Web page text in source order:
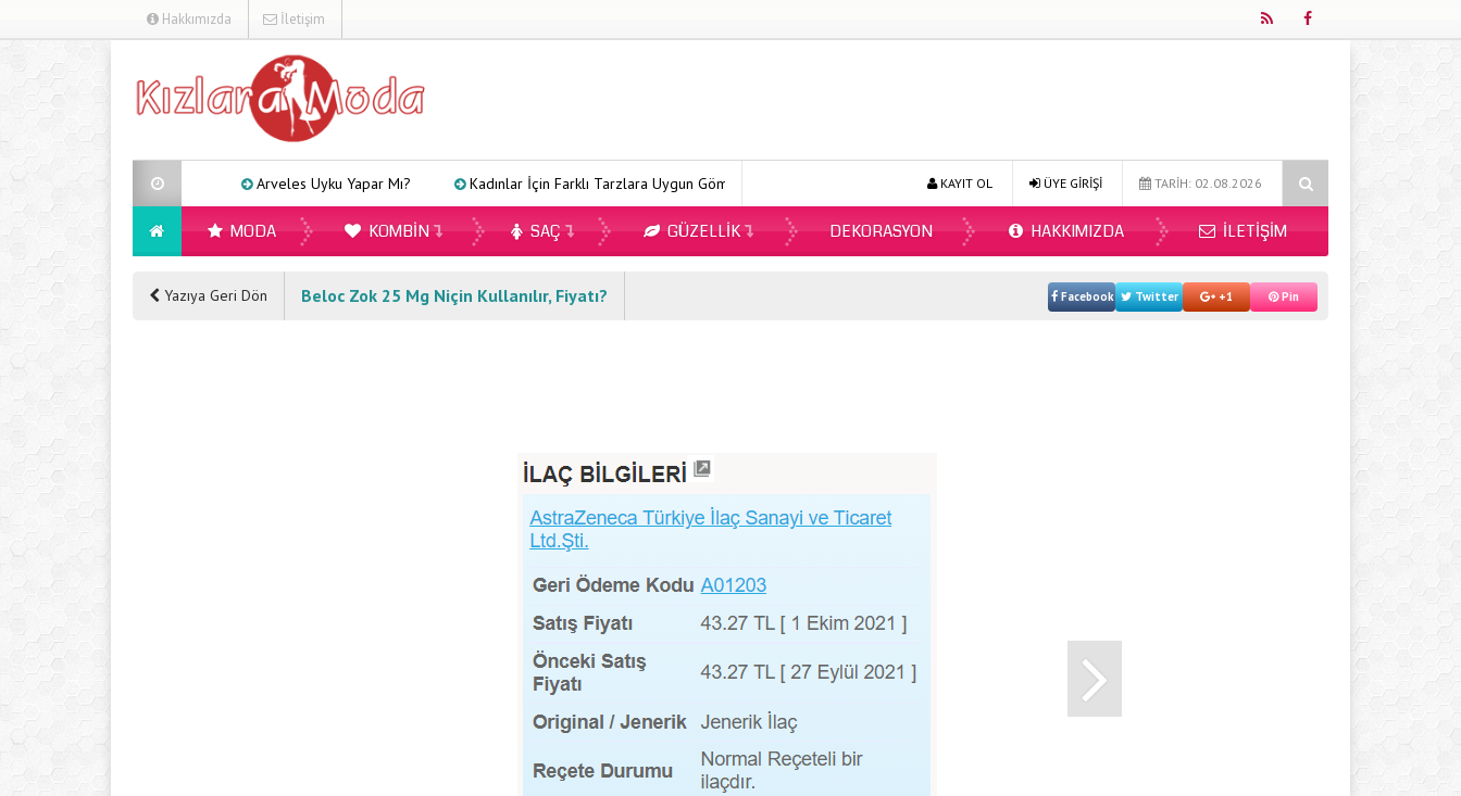
Hakkımızda İletişim
Arveles Uyku Yapar Mı? Kadınlar İçin Farklı Tarzlara Uygun Gömlek Modelleri Ecopirin Reçetesiz Alınır Mı 2026? Online Diyetisyen ile Sağlıklı Beslenmenin Yeni Adresi:
TARİH: 02.08.2026
ÜYE GİRİŞİ
KAYIT OL
MODA KOMBIN SAÇ GÜZELLIK DEKORASYON HAKKIMIZDA İLETIŞIM
Yazıya Geri Dön Beloc Zok 25 Mg Niçin Kullanılır, Fiyatı? Facebook Twitter +1 Pin